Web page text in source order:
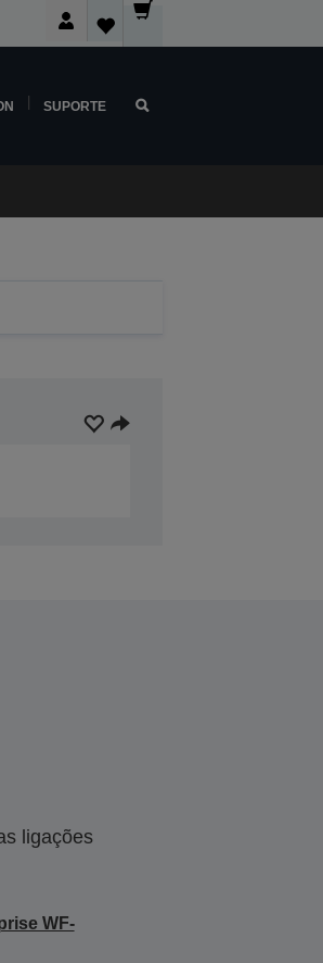
SUPORTE
ligações
WF-